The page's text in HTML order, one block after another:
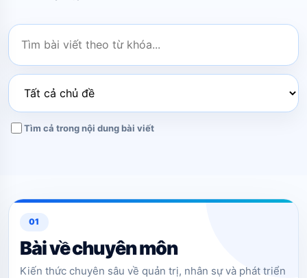
Tìm cả trong nội dung bài viết
01
Bài về chuyên môn
Kiến thức chuyên sâu về quản trị, nhân sự và phát triển